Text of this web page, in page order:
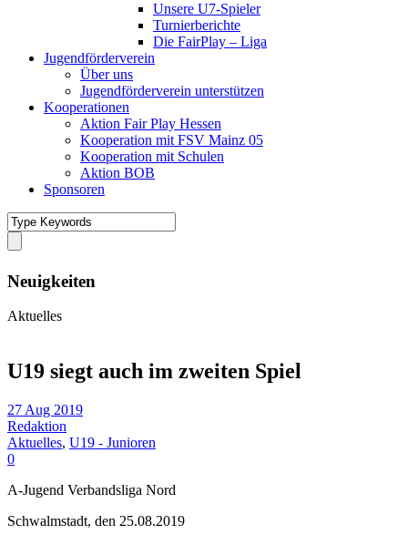
Unsere U7-Spieler
Turnierberichte
Die FairPlay – Liga
Jugendförderverein
Über uns
Jugendförderverein unterstützen
Kooperationen
Aktion Fair Play Hessen
Kooperation mit FSV Mainz 05
Kooperation mit Schulen
Aktion BOB
Sponsoren
Neuigkeiten
Aktuelles
U19 siegt auch im zweiten Spiel
27 Aug 2019
Redaktion
Aktuelles, U19 - Junioren
0
A-Jugend Verbandsliga Nord
Schwalmstadt, den 25.08.2019